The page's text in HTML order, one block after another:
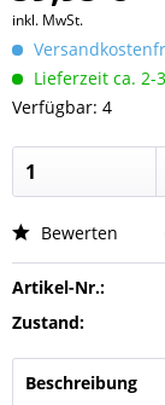
inkl. MwSt.
Lieferzeit ca. 2-
Verfügbar: 4
Bewerten
Artikel-Nr.:
Zustand:
Beschreibung